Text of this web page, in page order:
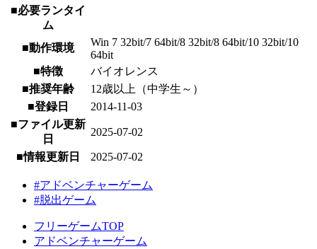
■必要ランタイ
ム
■動作環境
Win 7 32bit/7 64bit/8 32bit/8 64bit/10 32bit/10
64bit
■特徴
バイオレンス
■推奨年齢
12歳以上（中学生～）
■登録日
2014-11-03
■ファイル更新
日
2025-07-02
■情報更新日 2025-07-02
#アドベンチャーゲーム
#脱出ゲーム
フリーゲームTOP
アドベンチャーゲーム